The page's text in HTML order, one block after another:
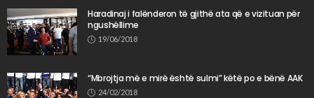
Haradinaj i falënderon të gjithë ata që e vizituan për
ngushëllime
19/06/2018
“Mbrojtja më e mirë është sulmi” këtë po e bënë AAK
24/02/2018